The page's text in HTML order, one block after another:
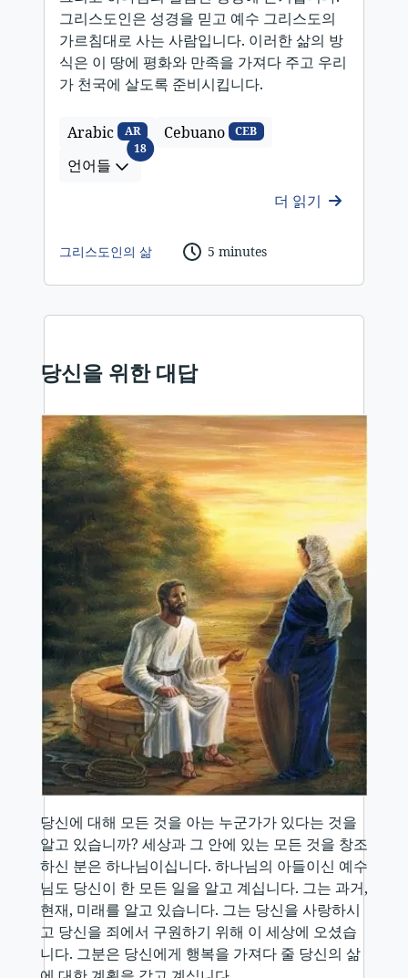
그리스도인은 성경을 믿고 예수 그리스도의
가르침대로 사는 사람입니다. 이러한 삶의 방
식은 이 땅에 평화와 만족을 가져다 주고 우리
가 천국에 살도록 준비시킵니다.
Arabic AR Cebuano CEB
언어들
18언어들
더 읽기
그리스도인의 삶 5 minutes
당신을 위한 대답
당신에 대해 모든 것을 아는 누군가가 있다는 것을
알고 있습니까? 세상과 그 안에 있는 모든 것을 창조
하신 분은 하나님이십니다. 하나님의 아들이신 예수
님도 당신이 한 모든 일을 알고 계십니다. 그는 과거,
현재, 미래를 알고 있습니다. 그는 당신을 사랑하시
고 당신을 죄에서 구원하기 위해 이 세상에 오셨습
니다. 그분은 당신에게 행복을 가져다 줄 당신의 삶